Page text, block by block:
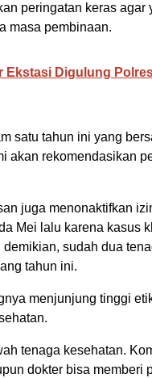
peringatan keras agar
masa pembinaan.
Ekstasi Digulung
satu tahun ini yang
akan rekomendasikan
juga menonaktifkan
Mei lalu karena kasus
sudah dua
tahun ini.
menjunjung tinggi
tenaga kesehatan.
dokter bisa memberi